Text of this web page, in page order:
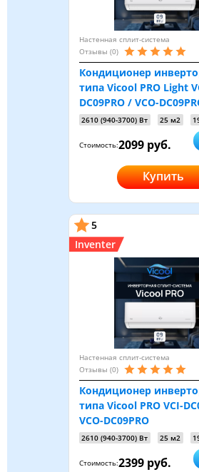
Настенная сплит-система
Отзывы (0)
Кондиционер
типа Vicool PRO Light
DC09PRO / VCO-
2610 (940-3700) Вт 25 м2
Стоимость:2099 руб.
Купить
5
Inventer
Настенная сплит-система
Отзывы (0)
Кондиционер
типа Vicool PRO VCI-
VCO-DC09PRO
2610 (940-3700) Вт 25 м2
Стоимость:2399 руб.